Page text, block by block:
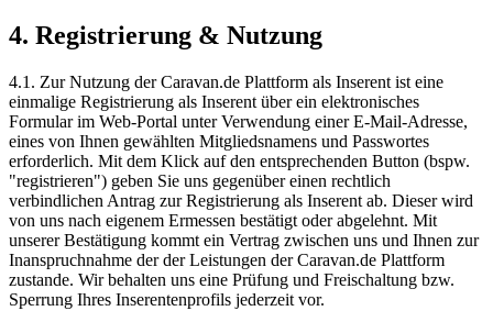
4. Registrierung & Nutzung
4.1. Zur Nutzung der Caravan.de Plattform als Inserent ist eine
einmalige Registrierung als Inserent über ein elektronisches
Formular im Web-Portal unter Verwendung einer E-Mail-Adresse,
eines von Ihnen gewählten Mitgliedsnamens und Passwortes
erforderlich. Mit dem Klick auf den entsprechenden Button (bspw.
"registrieren") geben Sie uns gegenüber einen rechtlich
verbindlichen Antrag zur Registrierung als Inserent ab. Dieser wird
von uns nach eigenem Ermessen bestätigt oder abgelehnt. Mit
unserer Bestätigung kommt ein Vertrag zwischen uns und Ihnen zur
Inanspruchnahme der der Leistungen der Caravan.de Plattform
zustande. Wir behalten uns eine Prüfung und Freischaltung bzw.
Sperrung Ihres Inserentenprofils jederzeit vor.